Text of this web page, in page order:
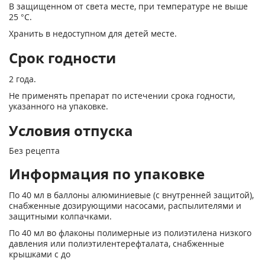
В защищенном от света месте, при температуре не выше
25 °С.
Хранить в недоступном для детей месте.
Срок годности
2 года.
Не применять препарат по истечении срока годности,
указанного на упаковке.
Условия отпуска
Без рецепта
Информация по упаковке
По 40 мл в баллоны алюминиевые (с внутренней защитой),
снабженные дозирующими насосами, распылителями и
защитными колпачками.
По 40 мл во флаконы полимерные из полиэтилена низкого
давления или полиэтилентерефталата, снабженные
крышками с до